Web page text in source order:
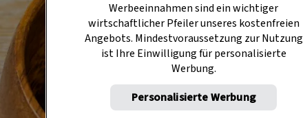
Werbeeinnahmen sind ein wichtiger
wirtschaftlicher Pfeiler unseres kostenfreien
Angebots. Mindestvoraussetzung zur Nutzung
ist Ihre Einwilligung für personalisierte
Werbung.
Personalisierte Werbung